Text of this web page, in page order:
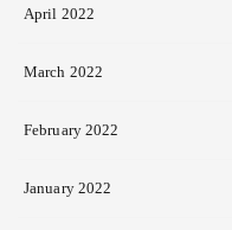
April 2022
March 2022
February 2022
January 2022